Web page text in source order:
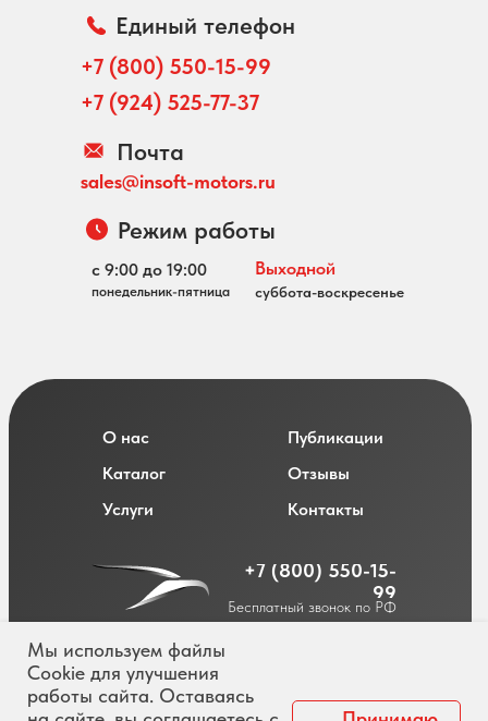
Единый телефон
+7 (800) 550-15-99
+7 (924) 525-77-37
Почта
sales@insoft-motors.ru
Режим работы
с 9:00 до 19:00 Выходной
понедельник-пятница суббота-воскресенье
Мы используем файлы
Cookie для улучшения
работы сайта. Оставаясь
О нас
Каталог
Услуги
Политика обработки персональных данных
Публикации
Отзывы
Контакты
+7 (800) 550-15-
99
Бесплатный звонок по РФ